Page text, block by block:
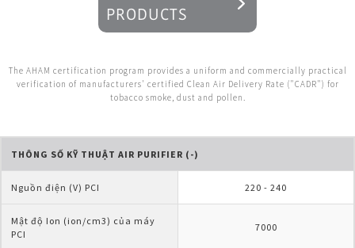
PRODUCTS
The AHAM certification program provides a uniform and commercially practical
verification of manufacturers' certified Clean Air Delivery Rate ("CADR") for
tobacco smoke, dust and pollen.
THÔNG SỐ KỸ THUẬT AIR PURIFIER (-)
Nguồn điện (V) PCI 220 - 240
Mật độ Ion (ion/cm3) của máy
PCI
7000